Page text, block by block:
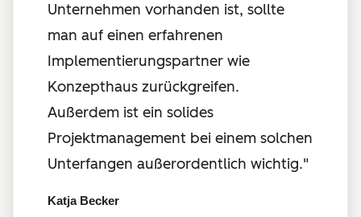
Unternehmen vorhanden ist, sollte
man auf einen erfahrenen
Implementierungspartner wie
Konzepthaus zurückgreifen.
Außerdem ist ein solides
Projektmanagement bei einem solchen
Unterfangen außerordentlich wichtig."
Katja Becker